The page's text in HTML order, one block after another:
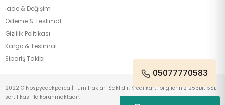
İade & Değişim
Ödeme & Teslimat
Gizlilik Politikası
Kargo & Teslimat
Sipariş Takibi
05077770583
2022 © Nospyedekparca | Tüm Hakları Saklıdır. Kredi kartı bilgileriniz 256Bit SSL
sertifikası ile korunmaktadır.